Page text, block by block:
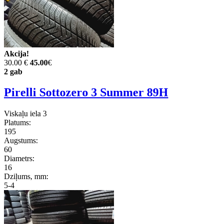
Akcija!
30.00 € 45.00€
2 gab
Pirelli Sottozero 3 Summer 89H
Viskaļu iela 3
Platums:
195
Augstums:
60
Diametrs:
16
Dziļums, mm:
5-4